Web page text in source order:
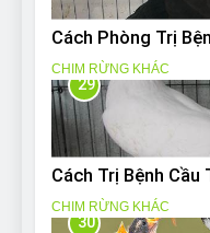
Cách Phòng Trị
CHIM RỪNG KHÁC
29
Cách Trị Bệnh Cầu
CHIM RỪNG KHÁC
30